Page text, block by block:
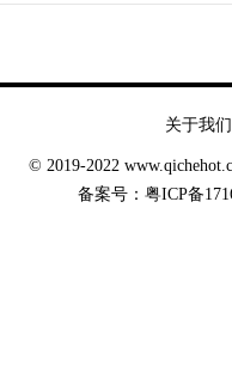
关于我们
© 2019-2022
备案号： 粤ICP备